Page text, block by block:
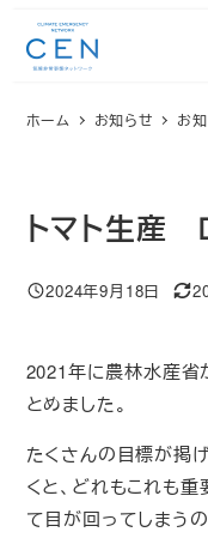
ホーム お知らせ お
トマト生産
投稿日
2024年9月18日
更
2021年に農林水産省
とめました。
たくさんの目標が掲
くと、どれもこれも
て目が回ってしまう